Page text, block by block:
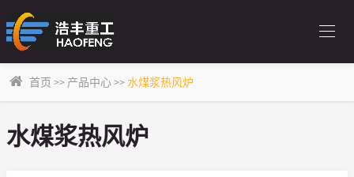
首页 >> 产品中心>>水煤浆热风炉
水煤浆热风炉